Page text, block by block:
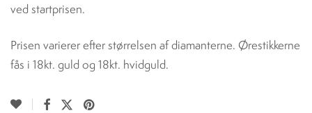
ved startprisen.
Prisen varierer efter størrelsen af diamanterne. Ørestikkerne
fås i 18kt. guld og 18kt. hvidguld.